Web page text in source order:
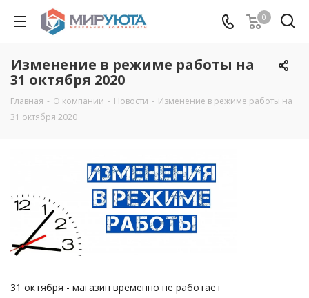
0
Изменение в режиме работы на
31 октября 2020
Главная - О компании - Новости - Изменение в режиме работы на
31 октября 2020
31 октября - магазин временно не работает